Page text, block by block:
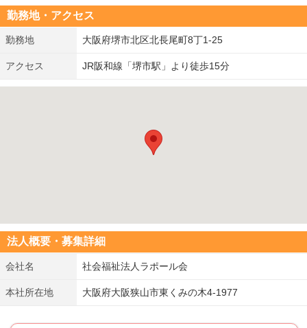
勤務地・アクセス
勤務地 大阪府堺市北区北長尾町8丁1-25
アクセス JR阪和線「堺市駅」より徒歩15分
法人概要・募集詳細
会社名 社会福祉法人ラポール会
本社所在地 大阪府大阪狭山市東くみの木4-1977